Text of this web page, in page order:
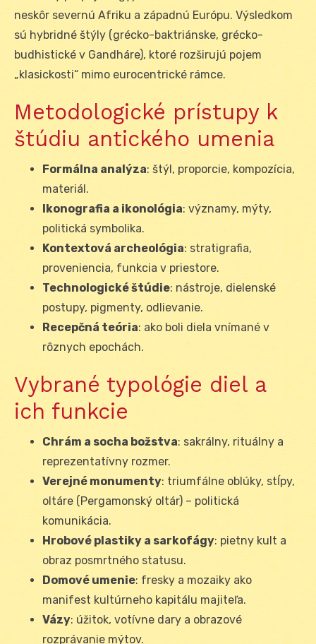
neskôr severnú Afriku a západnú Európu. Výsledkom
sú hybridné štýly (grécko-bakt­riánske, grécko-
budhistické v Gandháre), ktoré rozširujú pojem
„klasickosti“ mimo eurocentrické rámce.
Metodologické prístupy k
štúdiu antického umenia
Formálna analýza: štýl, proporcie, kompozícia,
materiál.
Ikonografia a ikonológia: významy, mýty,
politická symbolika.
Kontextová archeológia: stratigrafia,
proveniencia, funkcia v priestore.
Technologické štúdie: nástroje, dielenské
postupy, pigmenty, odlievanie.
Recepčná teória: ako boli diela vnímané v
rôznych epochách.
Vybrané typológie diel a
ich funkcie
Chrám a socha božstva: sakrálny, rituálny a
reprezentatívny rozmer.
Verejné monumenty: triumfálne oblúky, stĺpy,
oltáre (Pergamonský oltár) – politická
komunikácia.
Hrobové plastiky a sarkofágy: pietny kult a
obraz posmrtného statusu.
Domové umenie: fresky a mozaiky ako
manifest kultúrneho kapitálu majiteľa.
Vázy: úžitok, votívne dary a obrazové
rozprávanie mýtov.